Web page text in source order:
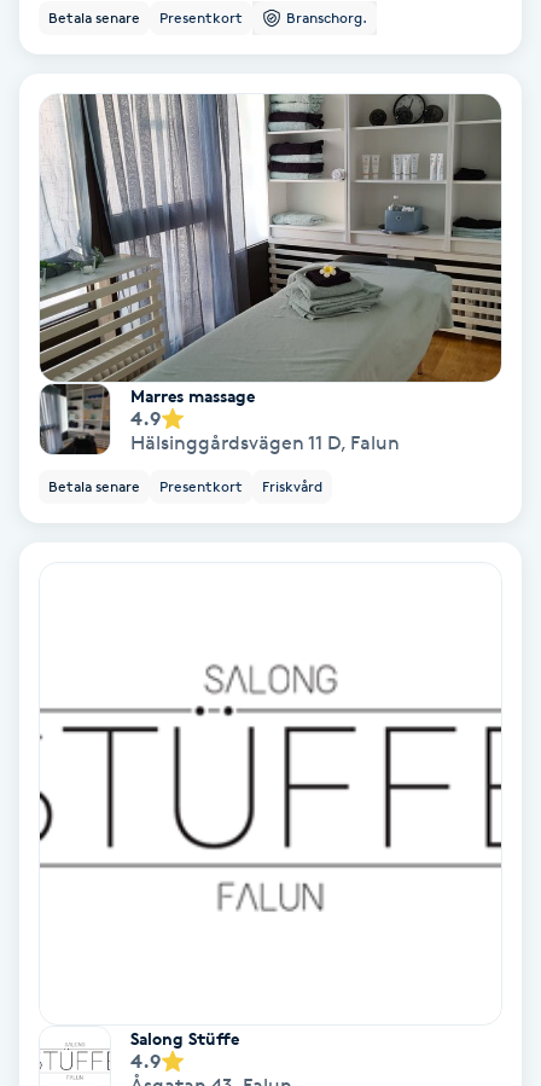
Osteopati
Paraffinbehandling
Pedikyr
Pensionärklippning
Permanent
Permanent hårborttagning
Permanent ögonbrynsmakeup
Personal shopper
Piercing
Pigmentbehandling
Pigmentfläckar
Power Yoga
Betala senare Presentkort Branschorg.
Marres massage
4.9
Hälsinggårdsvägen 11 D, Falun
Betala senare Presentkort Friskvård
Salong Stüffe
4.9